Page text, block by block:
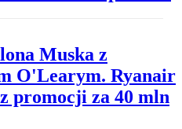
Muska z
O'Learym. Ryanair
promocji za 40 mln